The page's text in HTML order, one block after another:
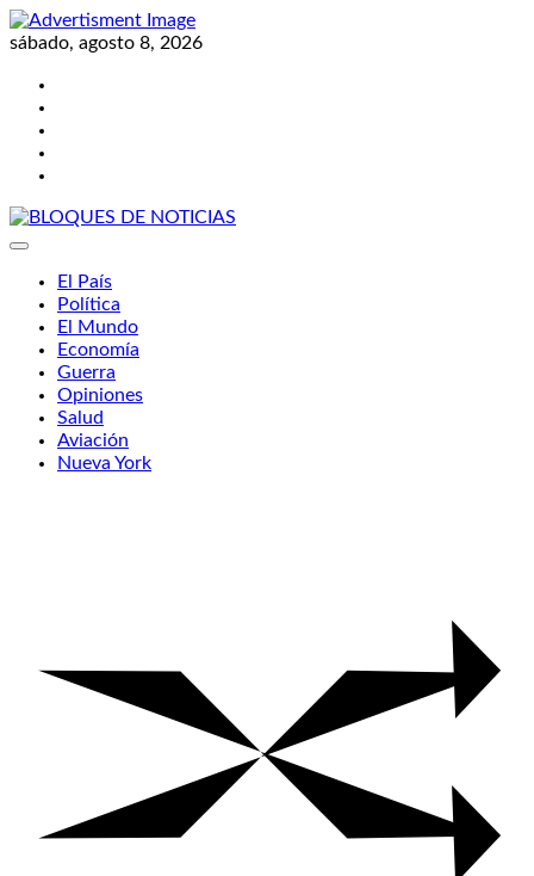
Skip
to
sábado, agosto 8, 2026
El País
Política
El Mundo
Economía
Guerra
Opiniones
Salud
Aviación
Nueva York